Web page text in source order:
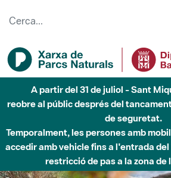
Fins al desembre de 2026 -
Afectacions a la llera del Parc
obres de construcció d'una
L'Informatiu